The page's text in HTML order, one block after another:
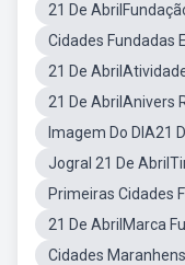
21 De
Cidades Fundadas
21 De
21 De AbrilAnivers
Imagem Do DIA21
Jogral 21 De
Primeiras Cidades
21 De AbrilMarca
Cidades